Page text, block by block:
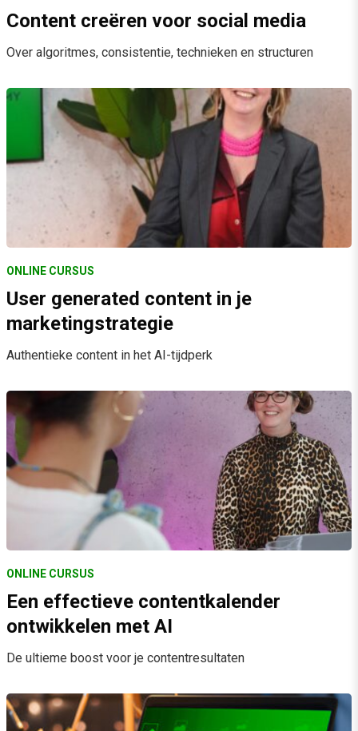
Content creëren voor social media
Over algoritmes, consistentie, technieken en structuren
ONLINE CURSUS
User generated content in je
marketingstrategie
Authentieke content in het AI-tijdperk
ONLINE CURSUS
Een effectieve contentkalender
ontwikkelen met AI
De ultieme boost voor je contentresultaten